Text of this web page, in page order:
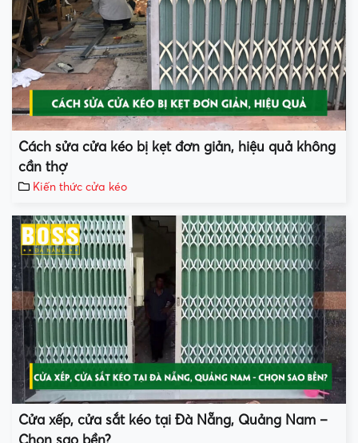
Cách sửa cửa kéo bị kẹt đơn giản, hiệu quả không
cần thợ
Kiến thức cửa kéo
Cửa xếp, cửa sắt kéo tại Đà Nẵng, Quảng Nam –